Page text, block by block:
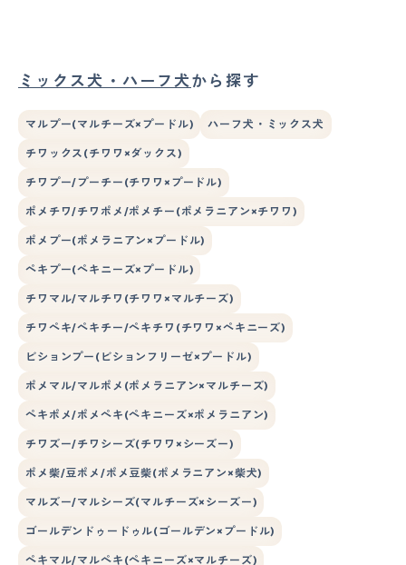
ミックス犬・ハーフ犬から探す
マルプー(マルチーズ×プードル) ハーフ犬・ミックス犬
チワックス(チワワ×ダックス)
チワプー/プーチー(チワワ×プードル)
ポメチワ/チワポメ/ポメチー(ポメラニアン×チワワ)
ポメプー(ポメラニアン×プードル)
ペキプー(ペキニーズ×プードル)
チワマル/マルチワ(チワワ×マルチーズ)
チワペキ/ペキチー/ペキチワ(チワワ×ペキニーズ)
ビションプー(ビションフリーゼ×プードル)
ポメマル/マルポメ(ポメラニアン×マルチーズ)
ペキポメ/ポメペキ(ペキニーズ×ポメラニアン)
チワズー/チワシーズ(チワワ×シーズー)
ポメ柴/豆ポメ/ポメ豆柴(ポメラニアン×柴犬)
マルズー/マルシーズ(マルチーズ×シーズー)
ゴールデンドゥードゥル(ゴールデン×プードル)
ペキマル/マルペキ(ペキニーズ×マルチーズ)